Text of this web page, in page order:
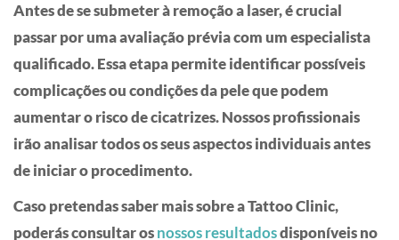
Antes de se submeter à remoção a laser, é crucial
passar por uma avaliação prévia com um especialista
qualificado. Essa etapa permite identificar possíveis
complicações ou condições da pele que podem
aumentar o risco de cicatrizes. Nossos profissionais
irão analisar todos os seus aspectos individuais antes
de iniciar o procedimento.
Caso pretendas saber mais sobre a Tattoo Clinic,
poderás consultar osnossos resultadosdisponíveis no